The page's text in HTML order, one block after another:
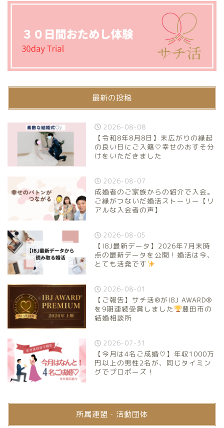
最新の投稿
2026-08-08
【令和8年8月8日】末広がりの縁起
の良い日にご入籍♡幸せのおすそ分
けをいただきました
2026-08-07
成婚者のご家族からの紹介で入会。
ご縁がつないだ婚活ストーリー【リ
アルな入会者の声】
2026-08-05
【IBJ最新データ】2026年7月末時
点の最新データを公開！婚活は今、
とても活発です
2026-08-01
【ご報告】サチ活®がIBJ AWARD®
を9期連続受賞しました
豊田市の
結婚相談所
2026-07-31
【今月は4名ご成婚♡】年収1000万
円以上の男性2名が、同じタイミン
グでプロポーズ！
所属連盟・活動団体